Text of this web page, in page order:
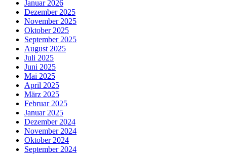
Januar 2026
Dezember 2025
November 2025
Oktober 2025
September 2025
August 2025
Juli 2025
Juni 2025
Mai 2025
April 2025
März 2025
Februar 2025
Januar 2025
Dezember 2024
November 2024
Oktober 2024
September 2024